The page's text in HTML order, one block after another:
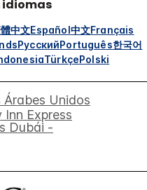
idiomas
中文Español中文Français
РусскийPortuguês한국어
TürkçePolski
Árabes Unidos
Inn Express
Dubái -